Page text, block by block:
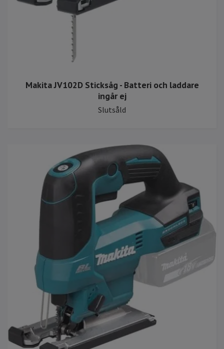
Makita JV102D Sticksåg - Batteri och laddare
ingår ej
Slutsåld